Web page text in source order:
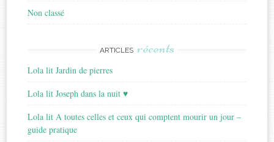
Non classé
ARTICLES récents
Lola lit Jardin de pierres
Lola lit Joseph dans la nuit ♥
Lola lit A toutes celles et ceux qui comptent mourir un jour –
guide pratique